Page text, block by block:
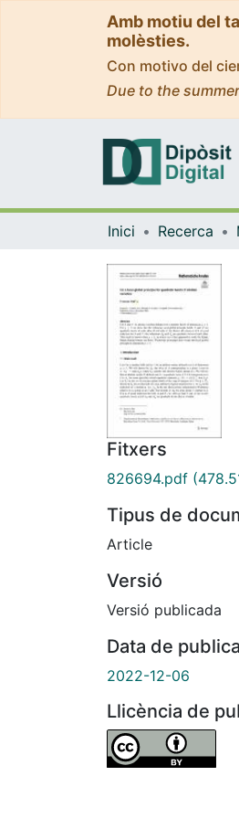
Amb motiu del
molèsties.
Con motivo del
Due to the
Inici Recerca
Fitxers
826694.pdf
Tipus de
Article
Versió
Versió publicada
Data de
2022-12-06
Llicència de